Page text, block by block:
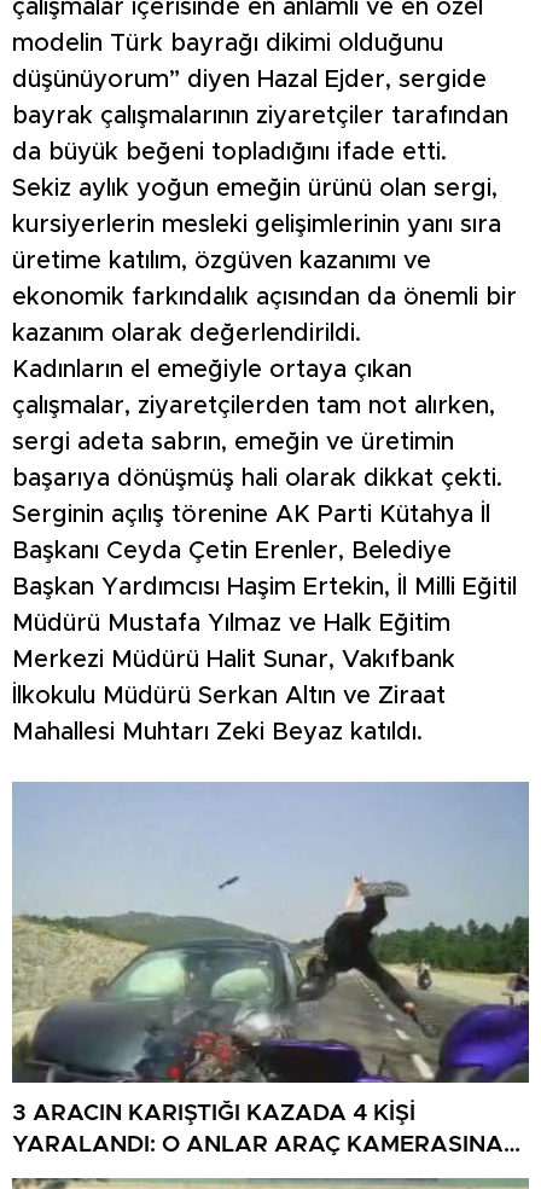
çalışmalar içerisinde en anlamlı ve en özel
modelin Türk bayrağı dikimi olduğunu
düşünüyorum” diyen Hazal Ejder, sergide
bayrak çalışmalarının ziyaretçiler tarafından
da büyük beğeni topladığını ifade etti.
Sekiz aylık yoğun emeğin ürünü olan sergi,
kursiyerlerin mesleki gelişimlerinin yanı sıra
üretime katılım, özgüven kazanımı ve
ekonomik farkındalık açısından da önemli bir
kazanım olarak değerlendirildi.
Kadınların el emeğiyle ortaya çıkan
çalışmalar, ziyaretçilerden tam not alırken,
sergi adeta sabrın, emeğin ve üretimin
başarıya dönüşmüş hali olarak dikkat çekti.
Serginin açılış törenine AK Parti Kütahya İl
Başkanı Ceyda Çetin Erenler, Belediye
Başkan Yardımcısı Haşim Ertekin, İl Milli Eğitil
Müdürü Mustafa Yılmaz ve Halk Eğitim
Merkezi Müdürü Halit Sunar, Vakıfbank
İlkokulu Müdürü Serkan Altın ve Ziraat
Mahallesi Muhtarı Zeki Beyaz katıldı.
3 ARACIN KARIŞTIĞI KAZADA 4 KİŞİ
YARALANDI: O ANLAR ARAÇ KAMERASINA
YANSIDI